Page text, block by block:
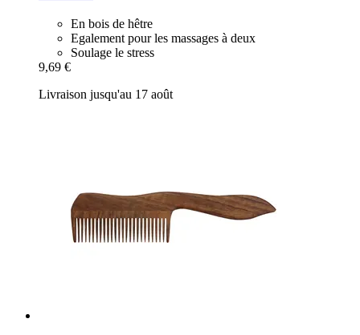
En bois de hêtre
Egalement pour les massages à deux
Soulage le stress
9,69 €
Livraison jusqu'au 17 août